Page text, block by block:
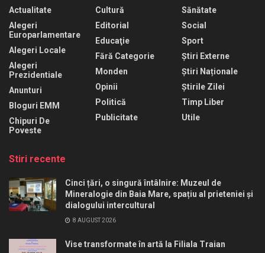
Actualitate
Alegeri
Europarlamentare
Alegeri Locale
Alegeri
Prezidentiale
Anunturi
Bloguri EMM
Chipuri De
Poveste
Cultură
Editorial
Educaţie
Fără Categorie
Monden
Opinii
Politică
Publicitate
Sănătate
Social
Sport
Știri Externe
Știri Naționale
Știrile Zilei
Timp Liber
Utile
Stiri recente
Cinci țări, o singură întâlnire: Muzeul de
Mineralogie din Baia Mare, spațiu al prieteniei și
dialogului intercultural
8 AUGUST 2026
Vise transformate în artă la Filiala Traian